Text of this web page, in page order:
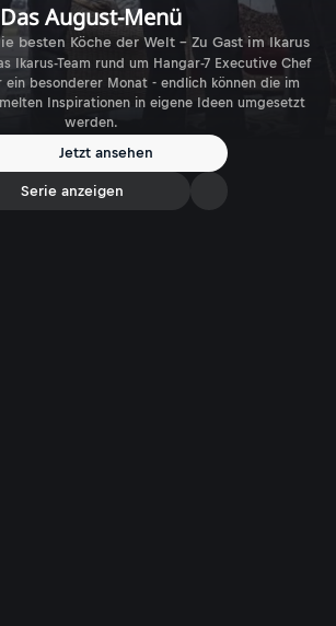
Das August-Menü
besten Köche der Welt - Zu Gast im Ikarus
Ikarus-Team rund um Hangar-7 Executive Chef
ein besonderer Monat - endlich können die im
Inspirationen in eigene Ideen umgesetzt
werden.
Jetzt ansehen
Serie anzeigen